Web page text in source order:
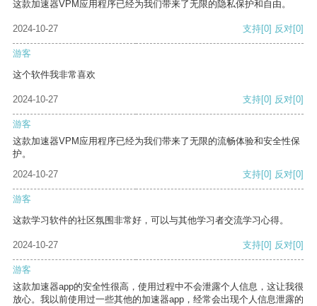
这款加速器VPM应用程序已经为我们带来了无限的隐私保护和自由。
2024-10-27 支持[0] 反对[0]
游客
这个软件我非常喜欢
2024-10-27 支持[0] 反对[0]
游客
这款加速器VPM应用程序已经为我们带来了无限的流畅体验和安全性保
护。
2024-10-27
支持[0] 反对[0]
游客
这款学习软件的社区氛围非常好，可以与其他学习者交流学习心得。
2024-10-27 支持[0] 反对[0]
游客
这款加速器app的安全性很高，使用过程中不会泄露个人信息，这让我很
放心。我以前使用过一些其他的加速器app，经常会出现个人信息泄露的